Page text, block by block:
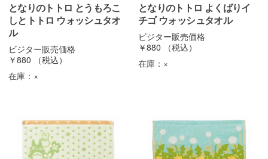
となりのトトロ とうもろこ
しとトトロ ウォッシュタオ
ル
ビジター販売価格
￥880
（税込）
在庫： ×
となりのトトロ よくばりイ
チゴ ウォッシュタオル
ビジター販売価格
￥880
（税込）
在庫： ×